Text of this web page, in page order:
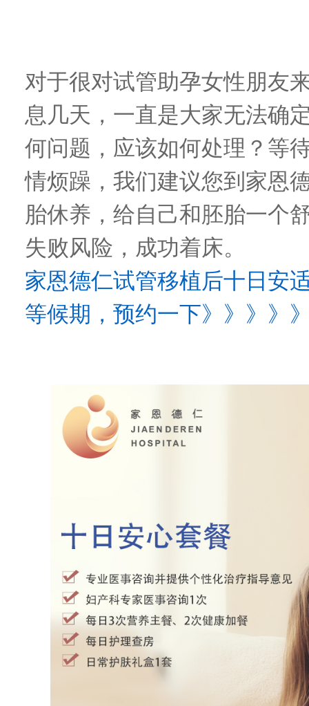
对于很对试管助孕女性朋友
息几天，一直是大家无法确
何问题，应该如何处理？等
情烦躁，我们建议您到家恩
胎休养，给自己和胚胎一个
失败风险，成功着床。
家恩德仁试管移植后十日安
等候期，预约一下》》》》